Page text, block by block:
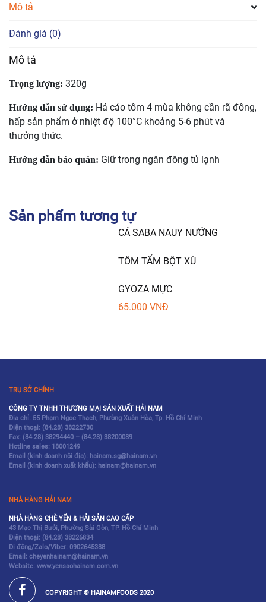
Mô tả
Đánh giá (0)
Mô tả
Trọng lượng: 320g
Hướng dẫn sử dụng: Há cảo tôm 4 mùa không cần rã đông,
hấp sản phẩm ở nhiệt độ 100°C khoảng 5-6 phút và
thưởng thức.
Hướng dẫn bảo quản: Giữ trong ngăn đông tủ lạnh
Sản phẩm tương tự
CÁ SABA NAUY NƯỚNG
TÔM TẨM BỘT XÙ
GYOZA MỰC
65.000VNĐ
TRỤ SỞ CHÍNH
CÔNG TY TNHH THƯƠNG MẠI SẢN XUẤT HẢI NAM
Địa chỉ: 55 Phạm Ngọc Thạch, Phường Xuân Hòa, Tp. Hồ Chí Minh
Điện thoại: (84.28) 38222730
Fax: (84.28) 38294440 – (84.28) 38200089
Hotline sales: 18001249
Email (kinh doanh nội địa): hainam.sg@hainam.vn
Email (kinh doanh xuất khẩu): hainam@hainam.vn
NHÀ HÀNG HẢI NAM
NHÀ HÀNG CHÈ YẾN & HẢI SẢN CAO CẤP
43 Mạc Thị Bưởi, Phường Sài Gòn, TP. Hồ Chí Minh
Điện thoại: (84.28) 38226834
Di động/Zalo/Viber: 0902645388
Email: cheyenhainam@hainam.vn
Website: www.yensaohainam.com.vn
COPYRIGHT © HAINAMFOODS 2020